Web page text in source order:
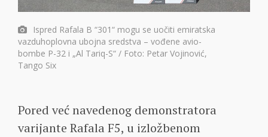
Ispred Rafala B “301“ mogu se uočiti emiratska
vazduhoplovna ubojna sredstva – vođene avio-
bombe P-32 i „Al Tariq-S“ / Foto: Petar Vojinović,
Tango Six
Pored već navedenog demonstratora
varijante Rafala F5, u izložbenom